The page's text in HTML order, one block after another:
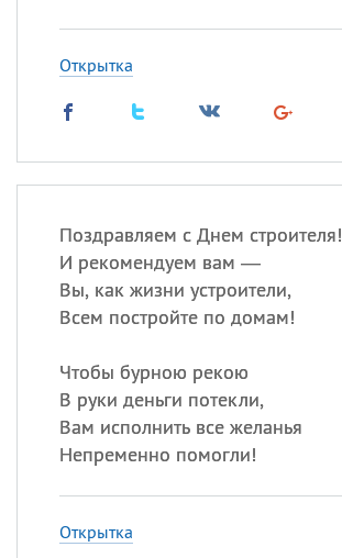
Открытка
Поздравляем с Днем строителя!
И рекомендуем вам —
Вы, как жизни устроители,
Всем постройте по домам!
Чтобы бурною рекою
В руки деньги потекли,
Вам исполнить все желанья
Непременно помогли!
Открытка